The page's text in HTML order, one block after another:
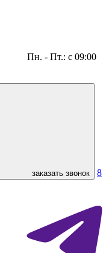
Пн. - Пт.: с 09:00
заказать звонок
8